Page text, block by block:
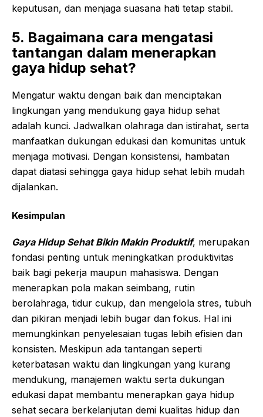
keputusan, dan menjaga suasana hati tetap stabil.
5. Bagaimana cara mengatasi
tantangan dalam menerapkan
gaya hidup sehat?
Mengatur waktu dengan baik dan menciptakan
lingkungan yang mendukung gaya hidup sehat
adalah kunci. Jadwalkan olahraga dan istirahat, serta
manfaatkan dukungan edukasi dan komunitas untuk
menjaga motivasi. Dengan konsistensi, hambatan
dapat diatasi sehingga gaya hidup sehat lebih mudah
dijalankan.
Kesimpulan
Gaya Hidup Sehat Bikin Makin Produktif, merupakan
fondasi penting untuk meningkatkan produktivitas
baik bagi pekerja maupun mahasiswa. Dengan
menerapkan pola makan seimbang, rutin
berolahraga, tidur cukup, dan mengelola stres, tubuh
dan pikiran menjadi lebih bugar dan fokus. Hal ini
memungkinkan penyelesaian tugas lebih efisien dan
konsisten. Meskipun ada tantangan seperti
keterbatasan waktu dan lingkungan yang kurang
mendukung, manajemen waktu serta dukungan
edukasi dapat membantu menerapkan gaya hidup
sehat secara berkelanjutan demi kualitas hidup dan